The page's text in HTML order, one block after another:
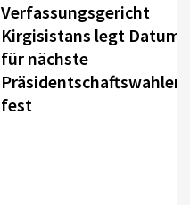
Verfassungsgericht
Kirgisistans legt Datum
für nächste
Präsidentschaftswahlen
fest